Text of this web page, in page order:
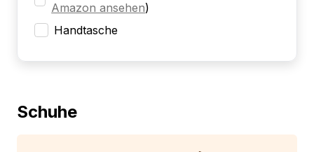
Amazon ansehen)
Handtasche
Schuhe